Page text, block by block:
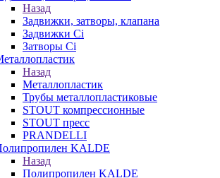
Назад
Задвижки, затворы, клапана
Задвижки Ci
Затворы Ci
Назад
Металлопластик
Трубы металлопластиковые
STOUT компрессионные
STOUT пресс
PRANDELLI
KALDE
Назад
Полипропилен KALDE